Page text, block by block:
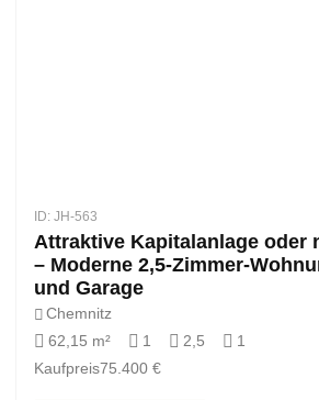
ID: JH-563
Attraktive Kapitalanlage oder
– Moderne 2,5-Zimmer-
und Garage
Chemnitz
62,15 m²
1 2,5
1
Kaufpreis75.400 €